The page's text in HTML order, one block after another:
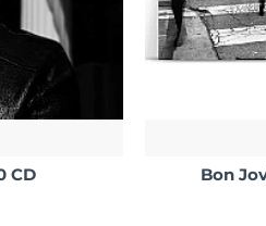
CD Bon